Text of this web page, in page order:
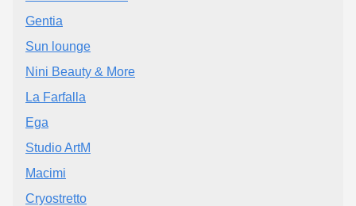
Gentia
Sun lounge
Nini Beauty & More
La Farfalla
Ega
Studio ArtM
Macimi
Cryostretto